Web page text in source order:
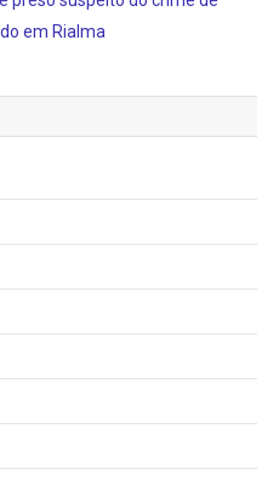
em Rialma